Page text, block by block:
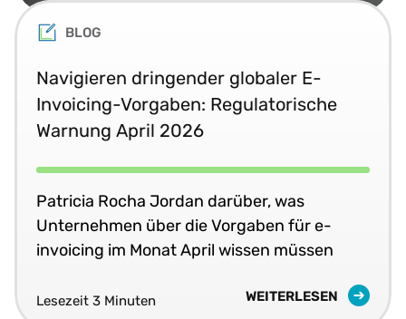
BLOG
Navigieren dringender globaler E-
Invoicing-Vorgaben: Regulatorische
Warnung April 2026
Patricia Rocha Jordan darüber, was
Unternehmen über die Vorgaben für e-
invoicing im Monat April wissen müssen
Lesezeit 3 Minuten WEITERLESEN